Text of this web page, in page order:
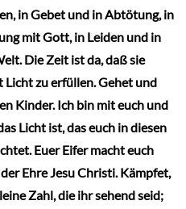
in Gebet und in Abtötung, in
mit Gott, in Leiden und in
Die Zeit ist da, daß sie
Licht zu erfüllen. Gehet und
Kinder. Ich bin mit euch und
Licht ist, das euch in diesen
Euer Eifer macht euch
Ehre Jesu Christi. Kämpfet,
Zahl, die ihr sehend seid;